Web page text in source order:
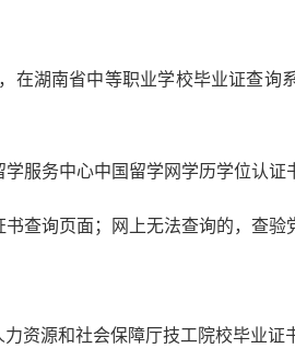
在湖南省中等职业学校毕业证查
服务中心中国留学网学历学位认证
查询页面；网上无法查询的，查验
资源和社会保障厅技工院校毕业证